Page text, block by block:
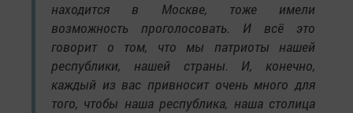
находится в Москве, тоже имели
возможность проголосовать. И всё это
говорит о том, что мы патриоты нашей
республики, нашей страны. И, конечно,
каждый из вас привносит очень много для
того, чтобы наша республика, наша столица